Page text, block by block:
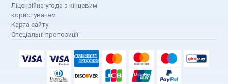
Ліцензійна угода з кінцевим
користувачем
Карта сайту
Спеціальні пропозиції